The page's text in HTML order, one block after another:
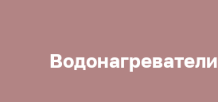
Водонагреватели